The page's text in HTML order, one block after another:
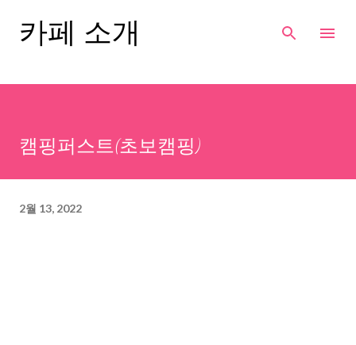
기본 콘텐츠로 건너뛰기
카페 소개
캠핑퍼스트(초보캠핑)
2월 13, 2022